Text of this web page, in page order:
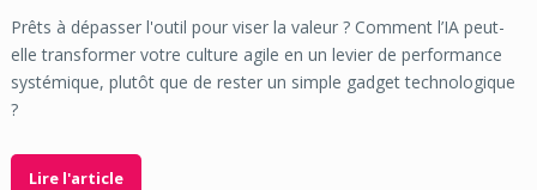
Prêts à dépasser l'outil pour viser la valeur ? Comment l’IA peut-
elle transformer votre culture agile en un levier de performance
systémique, plutôt que de rester un simple gadget technologique
?
Lire l'article